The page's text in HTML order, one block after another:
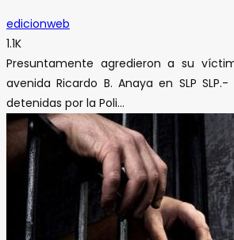
edicionweb
1.1K
Presuntamente agredieron a su
avenida Ricardo B. Anaya en SLP
detenidas por la Poli...